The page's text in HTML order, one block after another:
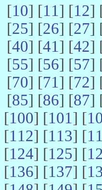
[10] [11] [12]
[25] [26] [27]
[40] [41] [42]
[55] [56] [57]
[70] [71] [72]
[85] [86] [87]
[100] [101] [
[112] [113] [
[124] [125] [
[136] [137] [